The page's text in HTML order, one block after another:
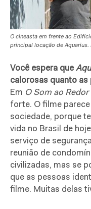
O cineasta em frente ao
principal locação de Aquarius.
Você espera que
calorosas quanto
Em O Som ao Redor
forte. O filme
sociedade, porque
vida no Brasil de
serviço de
reunião de
civilizadas, mas se
que as pessoas
filme. Muitas delas